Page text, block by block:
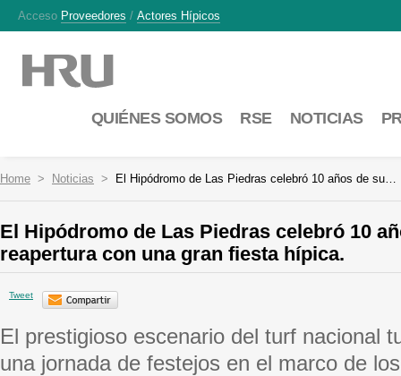
Acceso Proveedores / Actores Hípicos
QUIÉNES SOMOS RSE NOTICIAS
Home Noticias El Hipódromo de Las Piedras celebró 10 años de su…
El Hipódromo de Las Piedras celebró 10
reapertura con una gran fiesta hípica.
Tweet
El prestigioso escenario del turf nacional
una jornada de festejos en el marco de